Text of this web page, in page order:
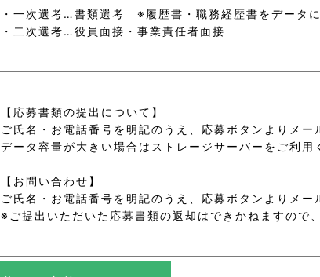
・一次選考…書類選考 ※履歴書・職務経歴書をデータ
・二次選考…役員面接・事業責任者面接
【応募書類の提出について】
ご氏名・お電話番号を明記のうえ、応募ボタンよりメー
データ容量が大きい場合はストレージサーバーをご利用
【お問い合わせ】
ご氏名・お電話番号を明記のうえ、応募ボタンよりメー
※ご提出いただいた応募書類の返却はできかねますので